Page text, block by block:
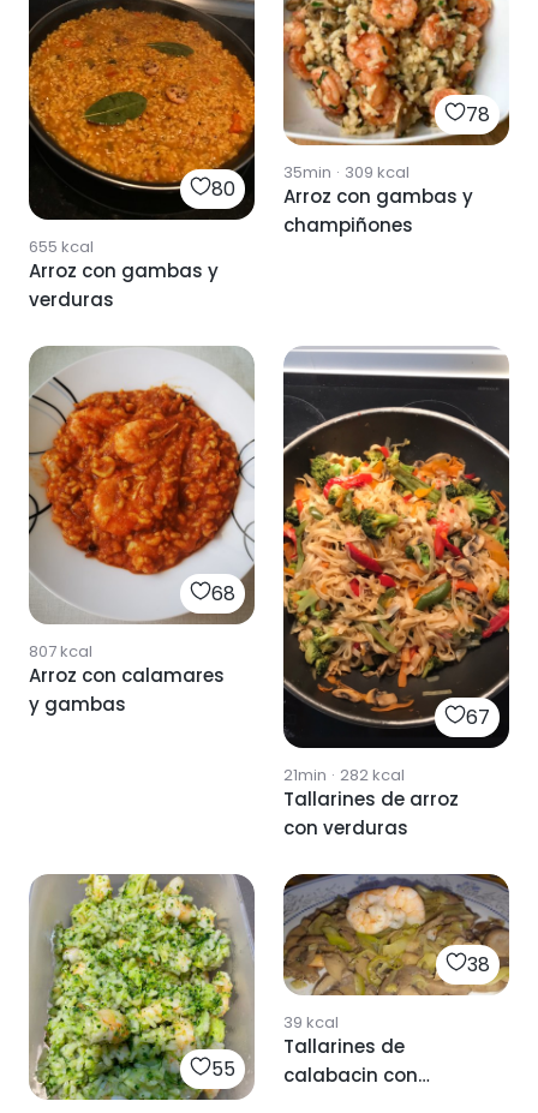
80
655 kcal
Arroz con gambas y
verduras
78
35min · 309 kcal
Arroz con gambas y
champiñones
68
807kcal
Arroz con calamares
y gambas
67
21min · 282kcal
Tallarines de arroz
con verduras
55
38
39 kcal
Tallarines de
calabacin con